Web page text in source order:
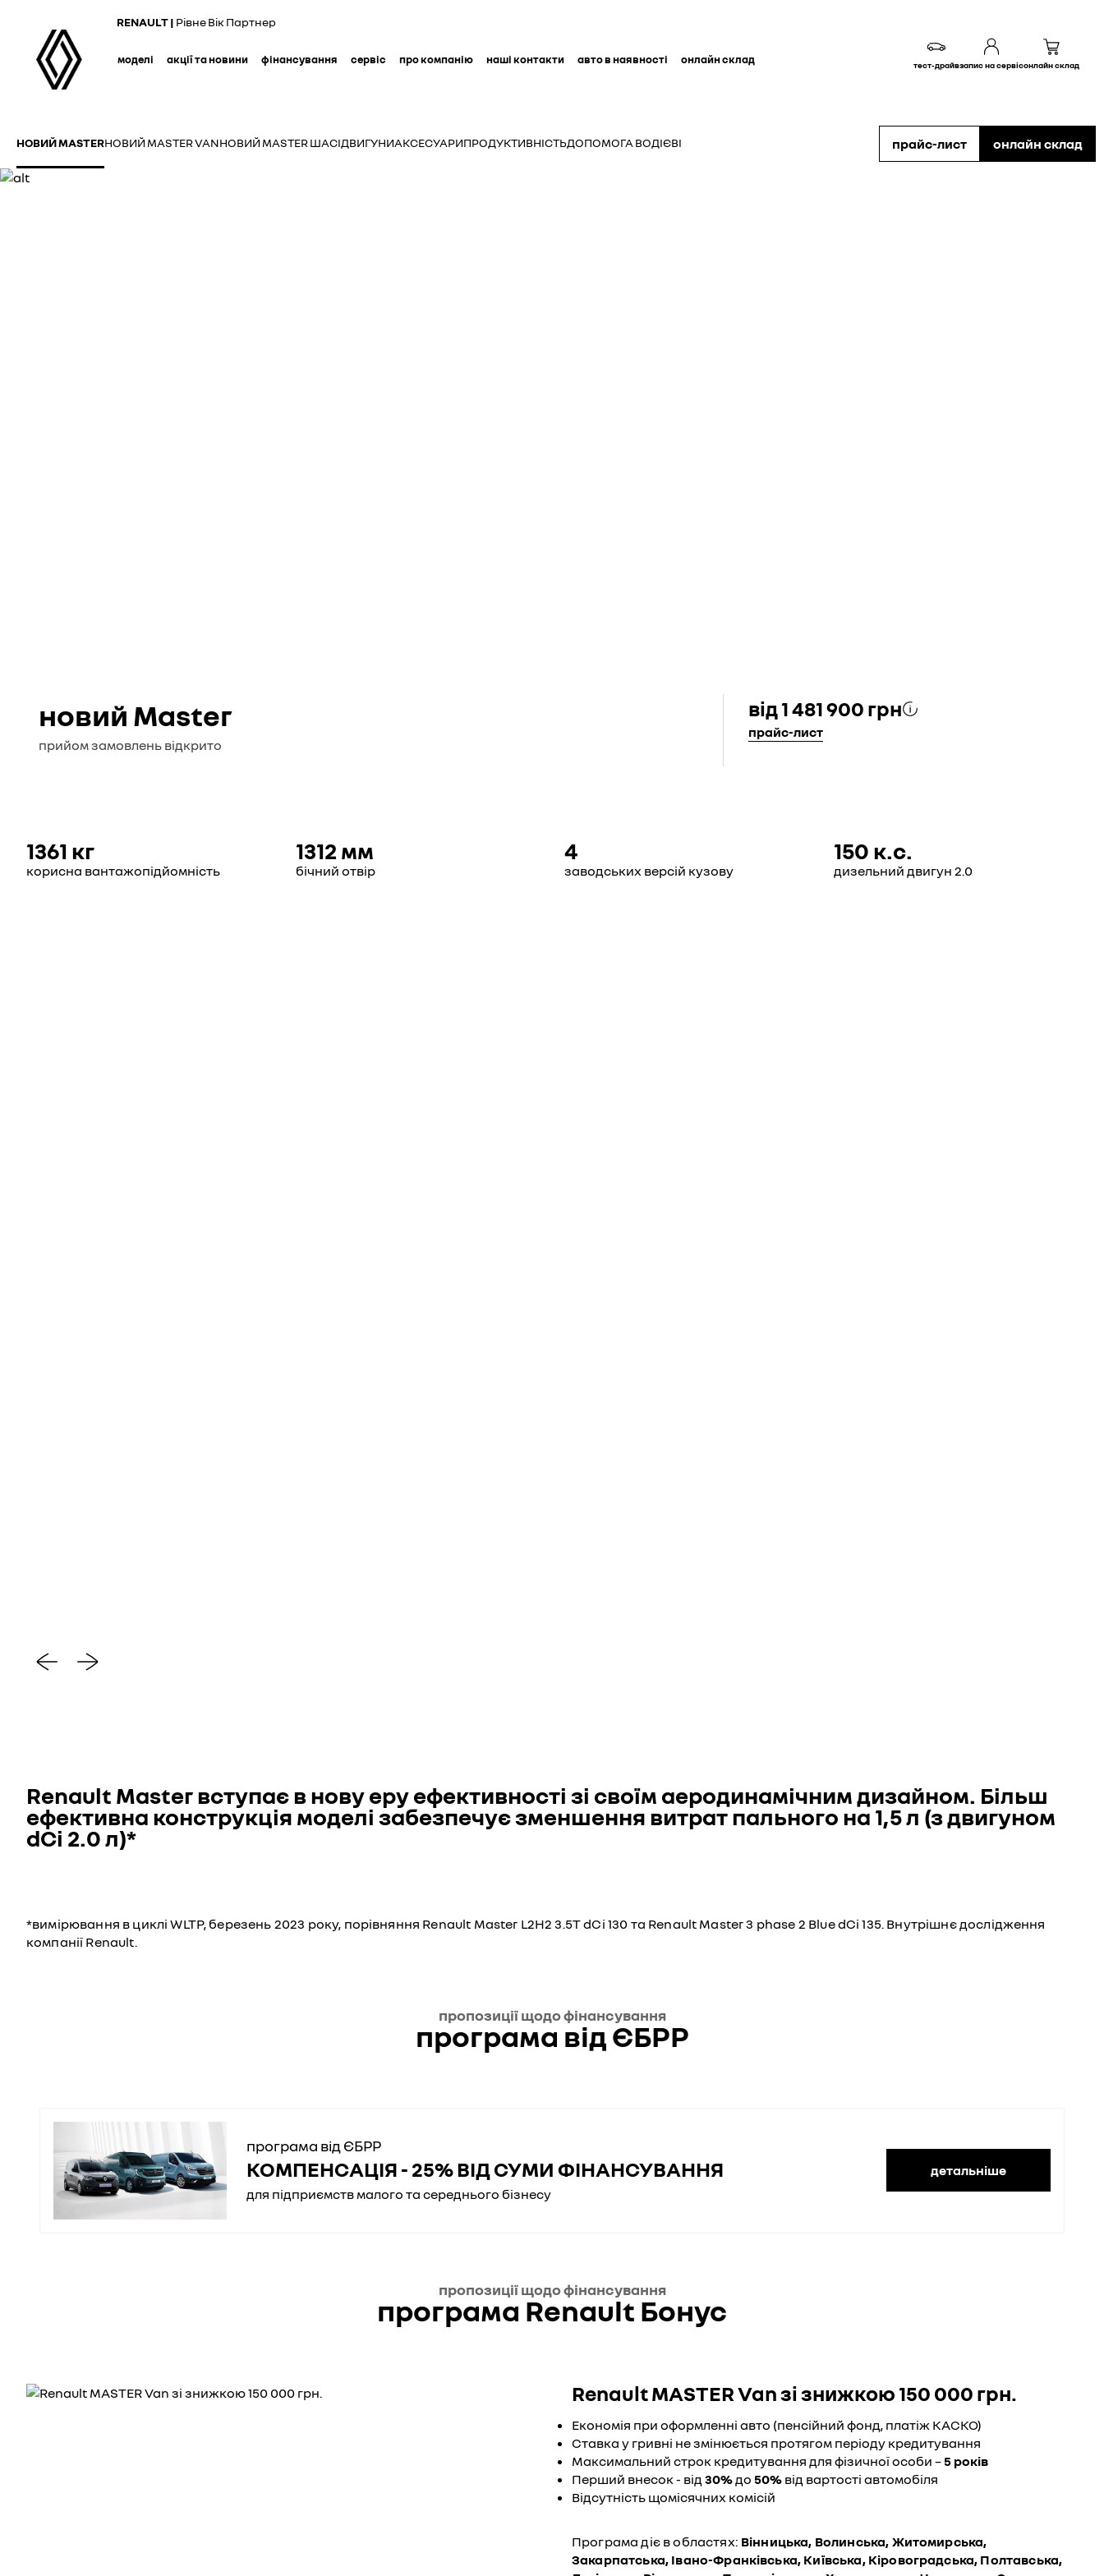
content
RENAULT | Рівне Вік Партнер
моделі акції та новини фінансування сервіс про компанію наші контакти авто в наявності онлайн склад тест-драйвзапис на сервісонлайн склад
НОВИЙ MASTERНОВИЙ MASTER VANНОВИЙ MASTER ШАСІДВИГУНИАКСЕСУАРИПРОДУКТИВНІСТЬДОПОМОГА ВОДІЄВІ прайс-лист онлайн склад
новий Master
прийом замовлень відкрито
від 1 481 900 грн
прайс-лист
1361 кг
корисна вантажопідйомність
1312 мм
бічний отвір
4
заводських версій кузову
150 к.с.
дизельний двигун 2.0
Renault Master вступає в нову еру ефективності зі своїм аеродинамічним дизайном. Більш
ефективна конструкція моделі забезпечує зменшення витрат пального на 1,5 л (з двигуном
dCi 2.0 л)*
*вимірювання в циклі WLTP, березень 2023 року, порівняння Renault Master L2H2 3.5T dCi 130 та Renault Master 3 phase 2 Blue dCi 135. Внутрішнє дослідження
компанії Renault.
пропозиції щодо фінансування
програма від ЄБРР
програма від ЄБРР
КОМПЕНСАЦІЯ - 25% ВІД СУМИ ФІНАНСУВАННЯ
для підприємств малого та середнього бізнесу
детальніше
пропозиції щодо фінансування
програма Renault Бонус
Renault MASTER Van зі знижкою 150 000 грн.
Економія при оформленні авто (пенсійний фонд, платіж КАСКО)
Ставка у гривні не змінюється протягом періоду кредитування
Максимальний строк кредитування для фізичної особи –5 років
Перший внесок - від 30%до 50% від вартості автомобіля
Відсутність щомісячних комісій
Програма діє в областях: Вінницька, Волинська, Житомирська,
Закарпатська, Івано-Франківська, Київська, Кіровоградська, Полтавська,